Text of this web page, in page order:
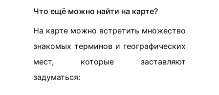
Что ещё можно найти на карте?
На карте можно встретить множество
знакомых терминов и географических
мест, которые заставляют
задуматься: